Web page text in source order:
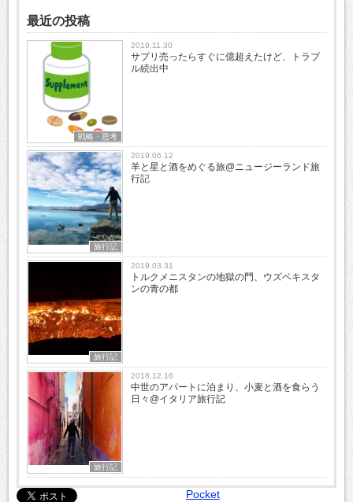
最近の投稿
戦略・思考
2019.11.30
サプリ売ったらすぐに億超えたけど、トラブ
ル続出中
旅行記
2019.06.12
羊と星と酒をめぐる旅@ニュージーランド旅
行記
旅行記
2019.03.31
トルクメニスタンの地獄の門、ウズベキスタ
ンの青の都
旅行記
2018.12.16
中世のアパートに泊まり、小麦と酒を食らう
日々@イタリア旅行記
Pocket